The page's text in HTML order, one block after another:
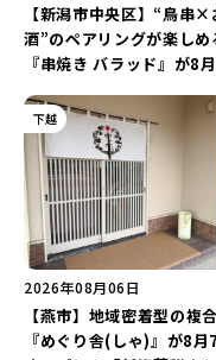
【新潟市中央区】“鳥串×
酒”のペアリングが楽しめ
『串焼き バラッド』が8
インアップ♪
下越
2026年08月06日
【燕市】地域密着型の複
『めぐり舎(しゃ)』が8月